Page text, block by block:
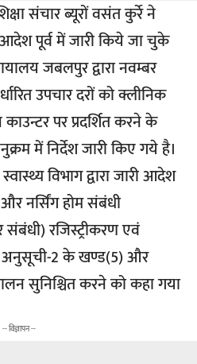
संचार ब्यूरों वसंत कुर्रे ने
पूर्व में जारी किये जा चुके
जबलपुर द्वारा नवम्बर
उपचार दरों को क्लीनिक
पर प्रदर्शित करने के
में निर्देश जारी किए गये है।
विभाग द्वारा जारी आदेश
नर्सिंग होम संबंधी
संबंधी) रजिस्ट्रीकरण एवं
अनुसूची-2 के खण्ड(5) और
सुनिश्चित करने को कहा गया
-- विज्ञापन --